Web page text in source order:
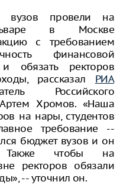
вузов провели на
в Москве
с требованием
финансовой
обязать ректоров
рассказал РИА
Российского
Артем Хромов. «Наша
на нары, студентов
требование --
бюджет вузов и он
Также чтобы на
ректоров обязали
-- уточнил он.